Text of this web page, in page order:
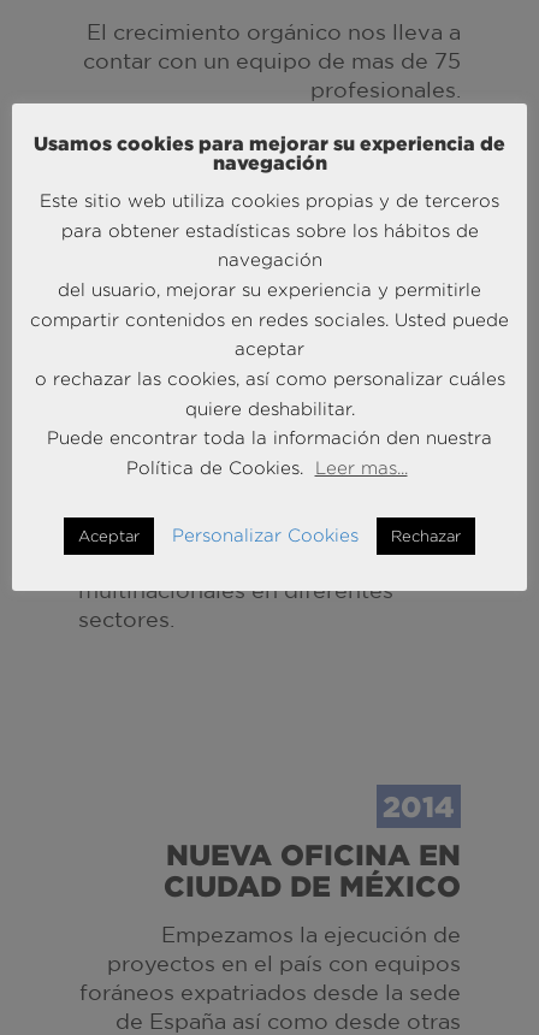
El crecimiento orgánico nos lleva a
contar con un equipo de mas de 75
profesionales
CUMPLIMOS 10 AÑOS
firma consolidada, de alcance
internacional que trabaja con
multinacionales en diferentes
sectores.
2014
NUEVA OFICINA EN
CIUDAD DE MÉXICO
Empezamos la ejecución de
proyectos en el país con equipos
foráneos expatriados desde la sede
de España así como desde otras
Usamos cookies para mejorar su experiencia de
navegación
Este sitio web utiliza cookies propias y de terceros
para obtener estadísticas sobre los hábitos de
navegación
del usuario, mejorar su experiencia y permitirle
compartir contenidos en redes sociales. Usted puede
aceptar
o rechazar las cookies, así como personalizar cuáles
quiere deshabilitar.
Puede encontrar toda la información den nuestra
Política de Cookies.
Leer mas...
Aceptar Personalizar Cookies Rechazar